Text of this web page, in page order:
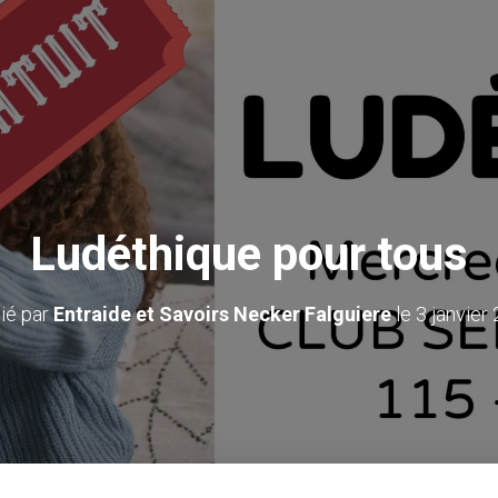
Ludéthique pour tous
parEntraide et Savoirs Necker Falguierele 3 janvier